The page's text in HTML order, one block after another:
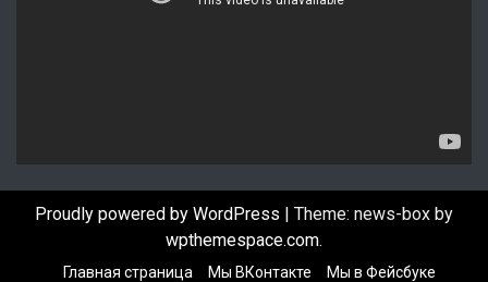
Proudly powered by WordPress | Theme: news-box by
wpthemespace.com.
Главная страница Мы ВКонтакте
Мы в Фейсбуке